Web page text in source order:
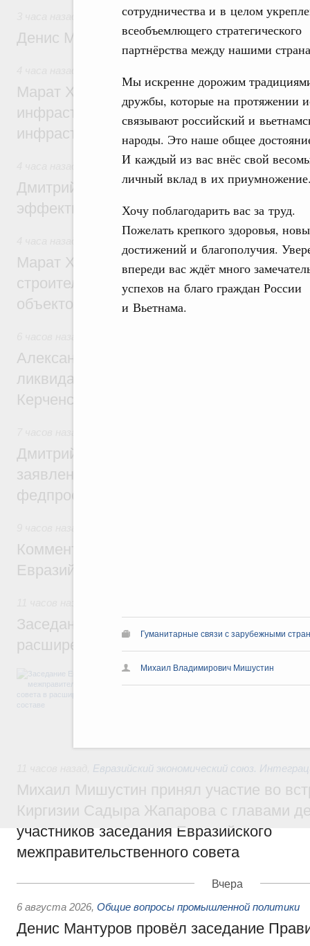
сотрудничества и в целом
всеобъемлющего стратегического
партнёрства между нашими
Мы искренне дорожим
дружбы, которые на протяжении
связывают российский и
народы. Это наше общее
И каждый из вас внёс свой
личный вклад в их
Хочу поблагодарить вас за труд.
Пожелать крепкого здоровья,
достижений и благополучия.
впереди вас ждёт много
успехов на благо граждан России
и Вьетнама.
Гуманитарные связи с зарубежными
Михаил Владимирович Мишустин
Общие вопросы промышленной политики
Денис Мантуров посетил Ярославскую
Марат Хуснуллин: 15 объектов
инфраструктуры построили и обновили
инфраструктурным кредитам
Развитие сельских территорий
Дмитрий Патрушев: Синхронизация
эффективность поддержки сельских
Экономика городов. Городская среда
Марат Хуснуллин: «Единый заказчик»
строительство и реконструкцию более
объектов
Александр Козлов провёл заседание
ликвидации последствий чрезвычайной
Керченском проливе
Дмитрий Чернышенко: Установлен
заявлений от абитуриентов колледжей и
федпроекта «Профессионалитет»
Комментарий Алексея Оверчука по
Евразийского межправительственного
Заседание Евразийского
расширенном составе
В повестке заседания актуальные задачи
числе совершенствование кооперации в
Евразийский экономический союз.
Михаил Мишустин принял участие во
Киргизии Садыра Жапарова с главами
участников заседания Евразийского
межправительственного совета
Вчера
6 августа 2026, Общие вопросы промышленной политики
Денис Мантуров провёл заседание